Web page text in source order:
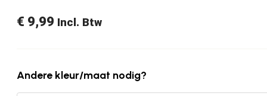
€ 9,99 Incl. Btw
Andere kleur/maat nodig?